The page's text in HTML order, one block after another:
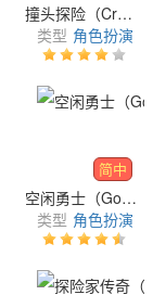
撞头探险（Crash Heads）
类型 角色扮演
简中
空闲勇士（Godyssey: Idle Warriors）
类型 角色扮演